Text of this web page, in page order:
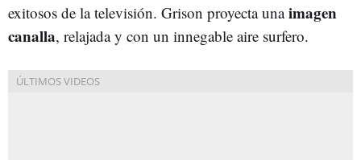
exitosos de la televisión. Grison proyecta unaimagen
canalla, relajada y con un innegable aire surfero.